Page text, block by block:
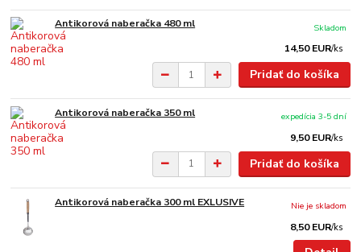
Antikorová naberačka 480 ml
14,50 EUR/ks
Skladom
Pridať do košíka
Antikorová naberačka 350 ml
9,50 EUR/ks
expedícia 3-5 dní
Pridať do košíka
Antikorová naberačka 300 ml EXLUSIVE
8,50 EUR/ks
Nie je skladom